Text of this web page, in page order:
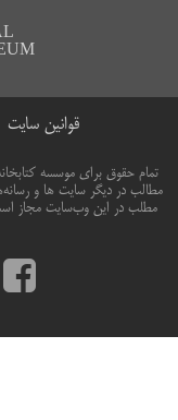
قوانین سایت
تمام حقوق برای موسسه
مطالب در دیگر سایت ها و
مطلب در این وب‌سایت مجاز